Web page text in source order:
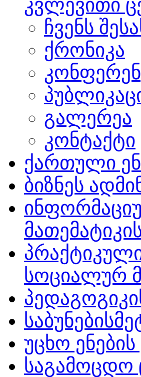
კვლევითი
ჩვენს
ქრონიკა
გალერეა
კონტაქტი
ქართული
ბიზნეს
სოციალურ
უცხო
საგამოცდო